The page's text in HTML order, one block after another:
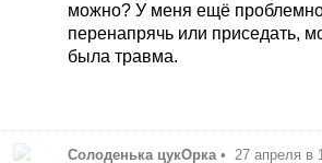
можно? У меня ещё
перенапрячь или приседать,
была травма.
Солоденька цукОрка • 27 апреля в